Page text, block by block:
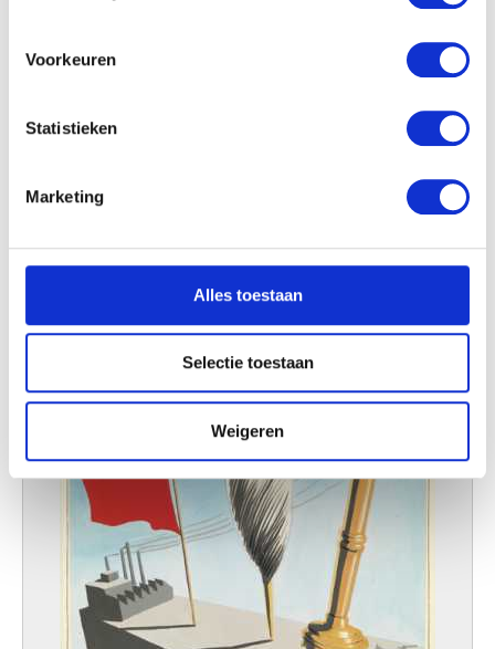
locatie, die tot een paar meter nauwkeurig kan zijn
scannen op specifieke eigenschappen (fingerprinting)
detailgedeeltein.
U kunt uw toestemming op elk moment wijzigen of
We gebruiken cookies om content en advertenties te
personaliseren, om functies voor social media te bieden
en om ons websiteverkeer te analyseren. Ook delen we
informatie over uw gebruik van onze site met onze
partners voor social media, adverteren en analyse. Deze
verzameld op basis van uw gebruik van hun services.
Voorkeuren
Statistieken
Marketing
Alles toestaan
Selectie toestaan
Weigeren